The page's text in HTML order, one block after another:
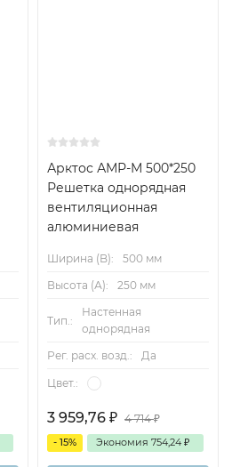
Арктос АМР-М 500*250
Решетка однорядная
вентиляционная
алюминиевая
Ширина (B):
500 мм
Высота (А):
250 мм
Тип.:
Настенная
однорядная
Рег. расх. возд.:
Да
Цвет.:
3 959,76 ₽ 4 714₽
- 15% Экономия 754,24 ₽